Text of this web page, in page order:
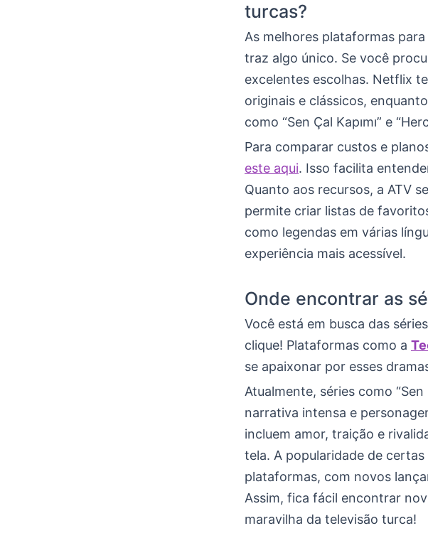
turcas?
As melhores plataformas
traz algo único. Se você
excelentes escolhas. Netflix
originais e clássicos,
como “Sen Çal Kapımı” e
Para comparar custos e
este aqui. Isso facilita
Quanto aos recursos, a ATV
permite criar listas de
como legendas em várias
experiência mais acessível.
Onde encontrar as
Você está em busca das
clique! Plataformas como a
se apaixonar por esses
Atualmente, séries como “Sen
narrativa intensa e
incluem amor, traição e
tela. A popularidade de
plataformas, com novos
Assim, fica fácil encontrar
maravilha da televisão turca!